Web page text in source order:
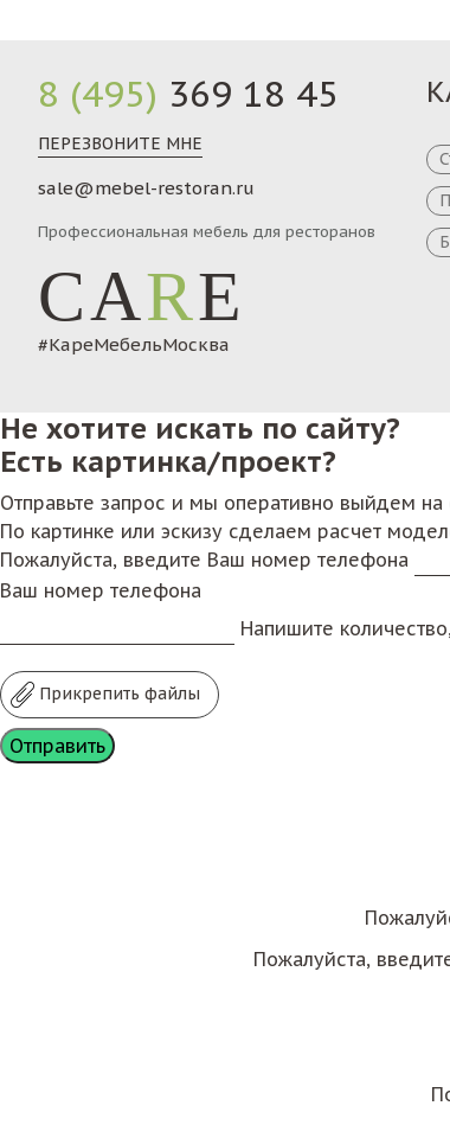
8 (495) 369 18 45
ПЕРЕЗВОНИТЕ МНЕ
sale@mebel-restoran.ru
Профессиональная мебель для ресторанов
CARE
#КареМебельМосква
Не хотите искать по сайту?
Есть картинка/проект?
Отправьте запрос и мы оперативно выйдем
По картинке или эскизу сделаем расчет
Пожалуйста, введите Ваш номер телефона
Ваш номер телефона
Напишите
Прикрепить файлы
Пожалуйста,